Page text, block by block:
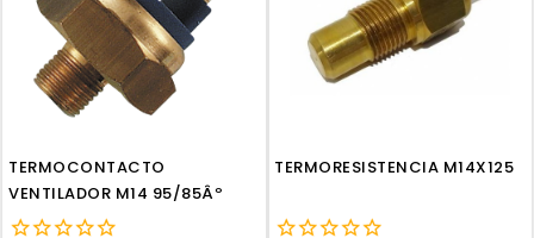
TERMOCONTACTO
VENTILADOR M14 95/85Âº
TERMORESISTENCIA M14X125